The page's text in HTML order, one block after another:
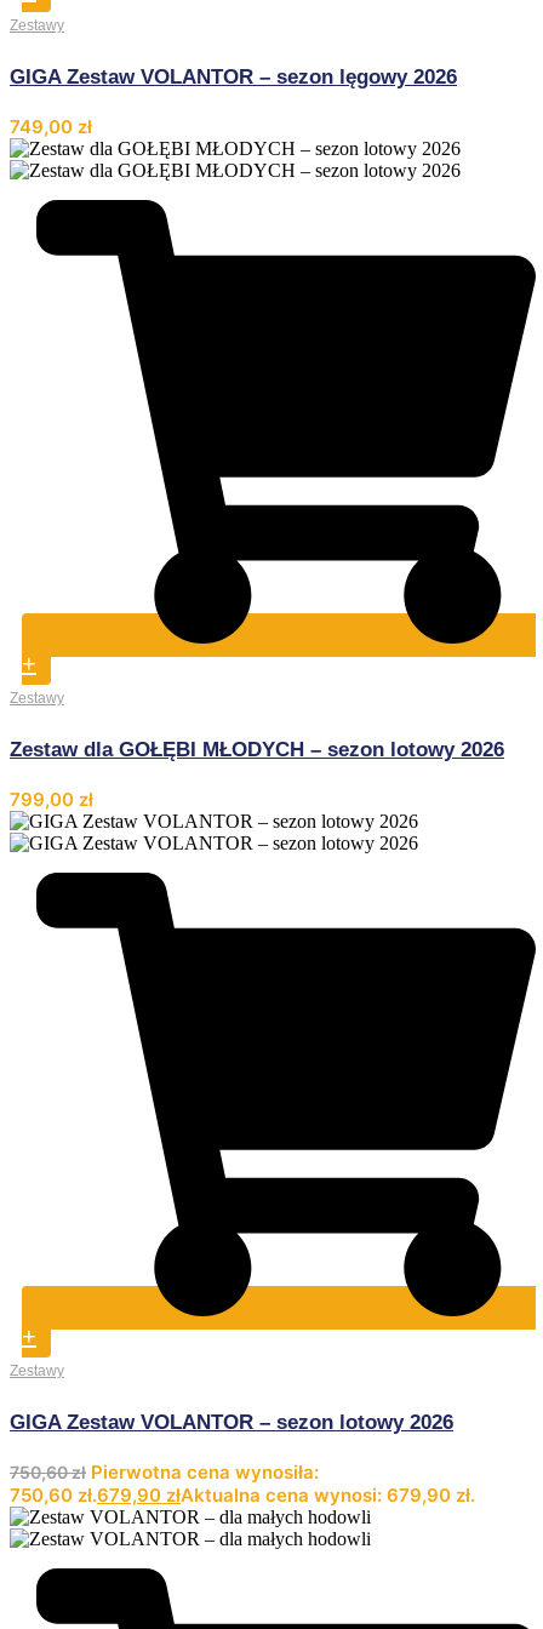
Zestawy
GIGA Zestaw VOLANTOR – sezon lęgowy 2026
749,00 zł
+
Zestawy
Zestaw dla GOŁĘBI MŁODYCH – sezon lotowy 2026
799,00 zł
+
Zestawy
GIGA Zestaw VOLANTOR – sezon lotowy 2026
750,60zł Pierwotna cena wynosiła:
750,60 zł.679,90 złAktualna cena wynosi: 679,90 zł.